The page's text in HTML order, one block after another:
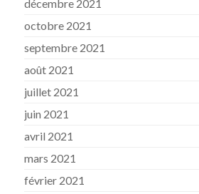
décembre 2021
octobre 2021
septembre 2021
août 2021
juillet 2021
juin 2021
avril 2021
mars 2021
février 2021